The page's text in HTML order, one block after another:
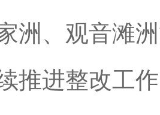
洲 、观音滩洲
推进整改工